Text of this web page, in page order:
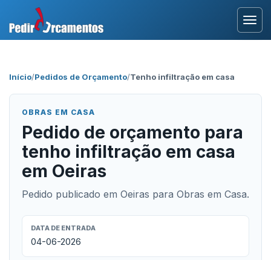
Início/Pedidos de Orçamento/Tenho infiltração em casa
OBRAS EM CASA
Pedido de orçamento para
tenho infiltração em casa
em Oeiras
Pedido publicado em Oeiras para Obras em Casa.
DATA DE ENTRADA
04-06-2026
Área Profissional
Como Funciona?
Testemunhos